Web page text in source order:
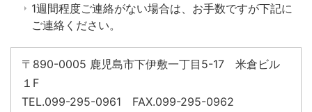
1週間程度ご連絡がない場合は、お手数ですが下記に
ご連絡ください。
〒890-0005 鹿児島市下伊敷一丁目5-17 米倉ビル
１F
TEL.099-295-0961 FAX.099-295-0962